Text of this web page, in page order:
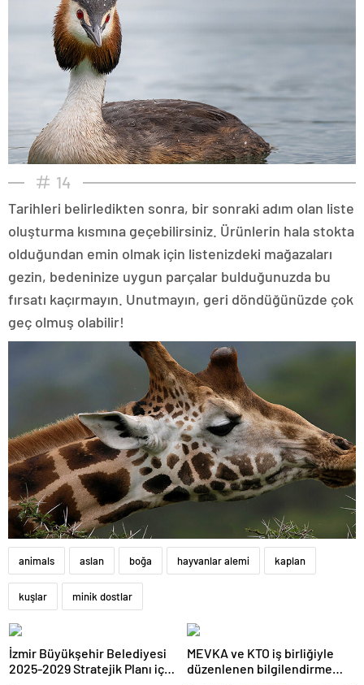
14
Tarihleri belirledikten sonra, bir sonraki adım olan liste
oluşturma kısmına geçebilirsiniz. Ürünlerin hala stokta
olduğundan emin olmak için listenizdeki mağazaları
gezin, bedeninize uygun parçalar bulduğunuzda bu
fırsatı kaçırmayın. Unutmayın, geri döndüğünüzde çok
geç olmuş olabilir!
animals aslan boğa hayvanlar alemi kaplan
kuşlar minik dostlar
İzmir Büyükşehir Belediyesi
2025-2029 Stratejik Planı için
MEVKA ve KTO iş birliğiyle
düzenlenen bilgilendirme